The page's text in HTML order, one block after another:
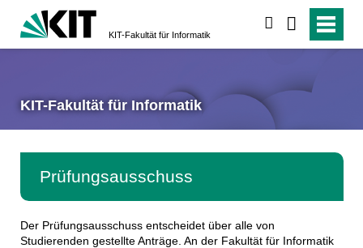
KIT-Fakultät für Informatik
KIT-Fakultät für Informatik
Prüfungsausschuss
Der Prüfungsausschuss entscheidet über alle von
Studierenden gestellte Anträge. An der Fakultät für Informatik